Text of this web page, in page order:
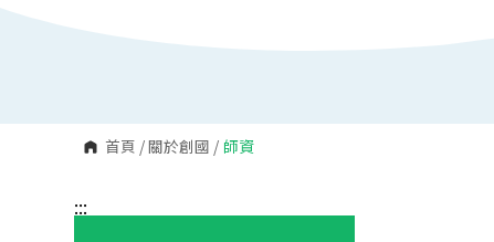
首頁 /關於創國 / 師資
:::